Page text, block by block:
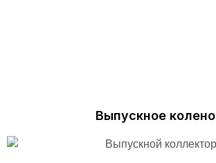
Выпускное колено